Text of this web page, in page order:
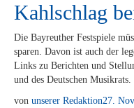
Kahlschlag
Die Bay­reu­ther Fest­spie­le
spa­ren. Da­von ist auch der
Links zu Be­rich­ten und
und des Deut­schen
von unserer Redaktion27.